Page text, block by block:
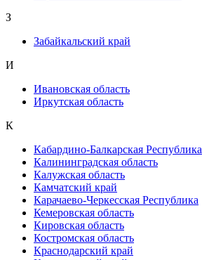
З
Забайкальский край
И
Ивановская область
Иркутская область
К
Кабардино-Балкарская Республика
Калининградская область
Калужская область
Камчатский край
Карачаево-Черкесская Республика
Кемеровская область
Кировская область
Костромская область
Краснодарский край